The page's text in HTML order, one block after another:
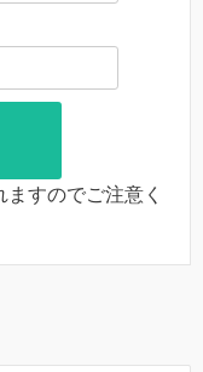
すのでご注意く